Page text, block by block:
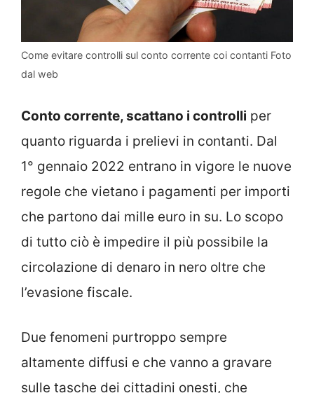
Come evitare controlli sul conto corrente coi contanti Foto
dal web
Conto corrente, scattano i controlli per
quanto riguarda i prelievi in contanti. Dal
1° gennaio 2022 entrano in vigore le nuove
regole che vietano i pagamenti per importi
che partono dai mille euro in su. Lo scopo
di tutto ciò è impedire il più possibile la
circolazione di denaro in nero oltre che
l’evasione fiscale.
Due fenomeni purtroppo sempre
altamente diffusi e che vanno a gravare
sulle tasche dei cittadini onesti, che